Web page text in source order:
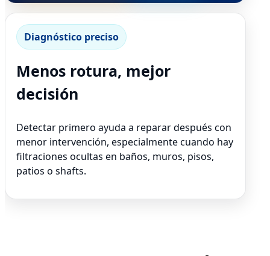
Diagnóstico preciso
Menos rotura, mejor
decisión
Detectar primero ayuda a reparar después con
menor intervención, especialmente cuando hay
filtraciones ocultas en baños, muros, pisos,
patios o shafts.